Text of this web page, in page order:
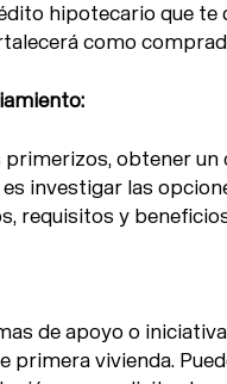
hipotecario que te
como
obtener
investigar las
requisitos y
de apoyo o
vivienda.